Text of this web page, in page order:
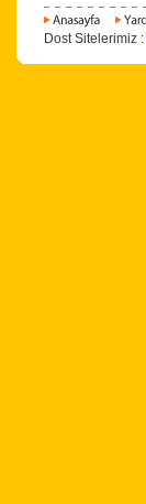
Dost Sitelerimiz :